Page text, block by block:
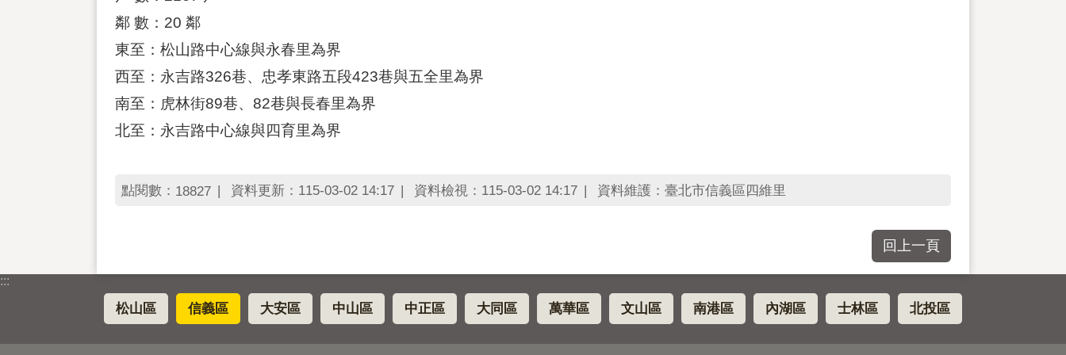
鄰 數：20 鄰
東至：松山路中心線與永春里為界
西至：永吉路326巷、忠孝東路五段423巷與五全里為界
南至：虎林街89巷、82巷與長春里為界
北至：永吉路中心線與四育里為界
點閱數： 18827 資料更新：115-03-02 14:17 資料檢視：115-03-02 14:17 資料維護：臺北市信義區四維里
回上一頁
:::
松山區 信義區 大安區 中山區 中正區 大同區 萬華區 文山區 南港區 內湖區 士林區 北投區